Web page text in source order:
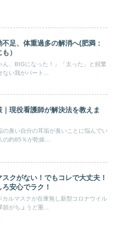
足、体重過多の解消へ(肥満：
）
ん、BIGになった！」「太った」と頻繁
い我がパート...
現役看護師が解決法を教えま
の臭い自分の耳垢が臭いことに悩んでい
約85％が乾燥...
スクがない！でもコレで大丈夫！
安心でラク！
ルマスクが在庫無し新型コロナウイル
がちょうど重...